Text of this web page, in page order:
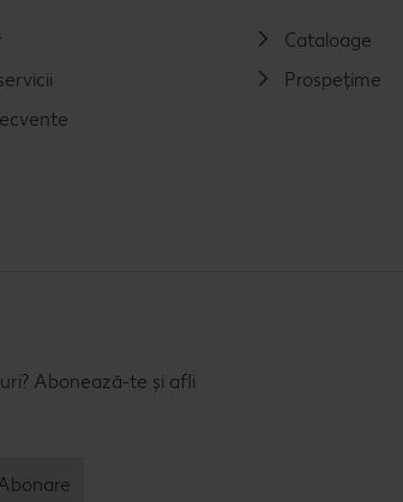
Cataloage
Prospețime
Abonează-te și afli